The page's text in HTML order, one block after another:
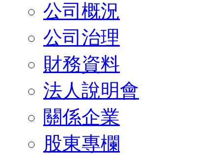
公司概況
公司治理
財務資料
法人說明會
關係企業
股東專欄